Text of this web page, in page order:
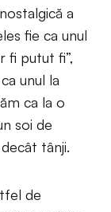
a
fie ca unul
fi putut fi”,
unul la
ca la o
soi de
tânji.
de